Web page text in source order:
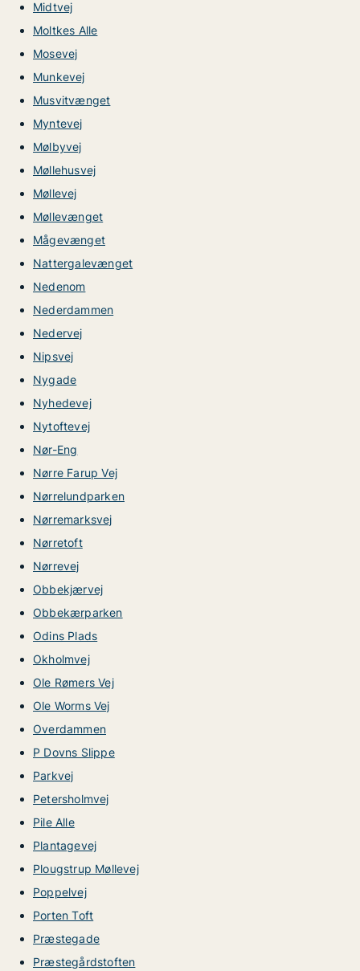
Midtvej
Moltkes Alle
Mosevej
Munkevej
Musvitvænget
Myntevej
Mølbyvej
Møllehusvej
Møllevej
Møllevænget
Mågevænget
Nattergalevænget
Nedenom
Nederdammen
Nedervej
Nipsvej
Nygade
Nyhedevej
Nytoftevej
Nør-Eng
Nørre Farup Vej
Nørrelundparken
Nørremarksvej
Nørretoft
Nørrevej
Obbekjærvej
Obbekærparken
Odins Plads
Okholmvej
Ole Rømers Vej
Ole Worms Vej
Overdammen
P Dovns Slippe
Parkvej
Petersholmvej
Pile Alle
Plantagevej
Plougstrup Møllevej
Poppelvej
Porten Toft
Præstegade
Præstegårdstoften